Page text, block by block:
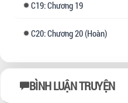
19: Chương 19
20: Chương 20 (Hoàn)
BÌNH LUẬN TRUYỆN